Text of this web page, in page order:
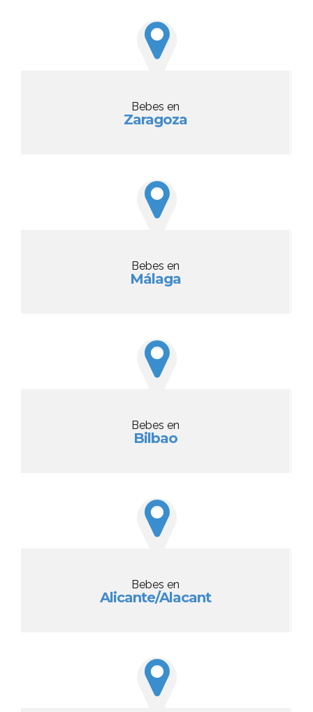
Bebes en
Zaragoza
Bebes en
Málaga
Bebes en
Bilbao
Bebes en
Alicante/Alacant